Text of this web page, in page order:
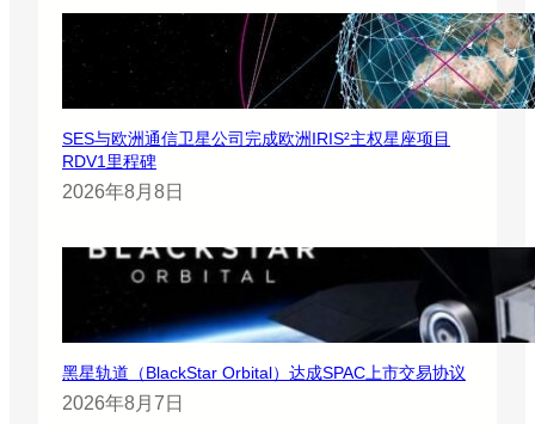
SES与欧洲通信卫星公司完成欧洲IRIS²主权星座项目
RDV1里程碑
2026年8月8日
黑星轨道（BlackStar Orbital）达成SPAC上市交易协议
2026年8月7日